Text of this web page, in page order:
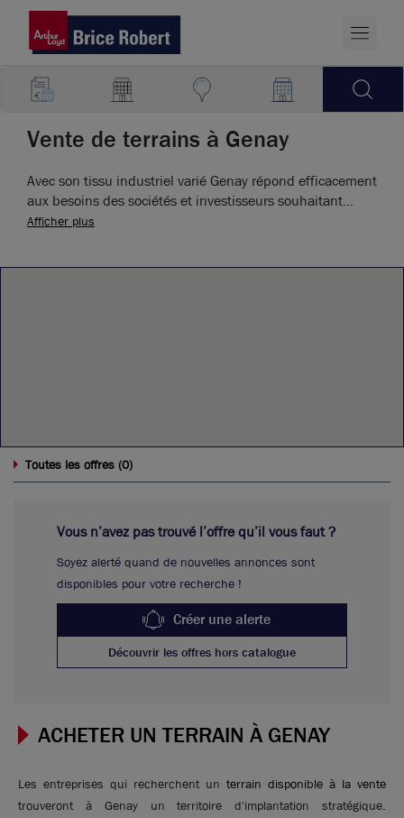
Vente de terrains à Genay
Avec son tissu industriel varié Genay répond efficacement
aux besoins des sociétés et investisseurs souhaitant
acheter un terrain industriel.
Afficher plus
Toutes les offres (0)
Vous n’avez pas trouvé l’offre qu’il vous faut ?
Soyez alerté quand de nouvelles annonces sont
disponibles pour votre recherche !
Créer une alerte
Découvrir les offres hors catalogue
ACHETER UN TERRAIN À GENAY
Les entreprises qui recherchent un terrain disponible à la vente
trouveront à Genay un territoire d'implantation stratégique.